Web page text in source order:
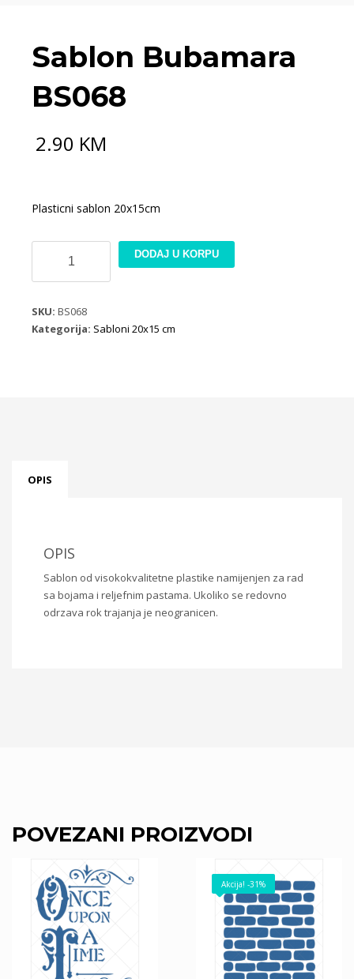
Sablon Bubamara
BS068
2.90 KM
Plasticni sablon 20x15cm
Bubamara
BS068
DODAJ U KORPU
SKU: BS068
Kategorija: Sabloni 20x15 cm
OPIS
OPIS
Sablon od visokokvalitetne plastike namijenjen za rad
sa bojama i reljefnim pastama. Ukoliko se redovno
odrzava rok trajanja je neogranicen.
POVEZANI PROIZVODI
Akcija! -31%